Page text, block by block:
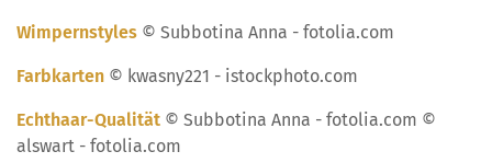
Wimpernstyles © Subbotina Anna - fotolia.com
Farbkarten © kwasny221 - istockphoto.com
Echthaar-Qualität © Subbotina Anna - fotolia.com ©
alswart - fotolia.com